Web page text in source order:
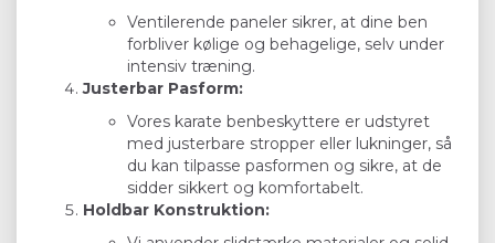
Ventilerende paneler sikrer, at dine ben
forbliver kølige og behagelige, selv under
intensiv træning.
Justerbar Pasform:
Vores karate benbeskyttere er udstyret
med justerbare stropper eller lukninger, så
du kan tilpasse pasformen og sikre, at de
sidder sikkert og komfortabelt.
Holdbar Konstruktion: